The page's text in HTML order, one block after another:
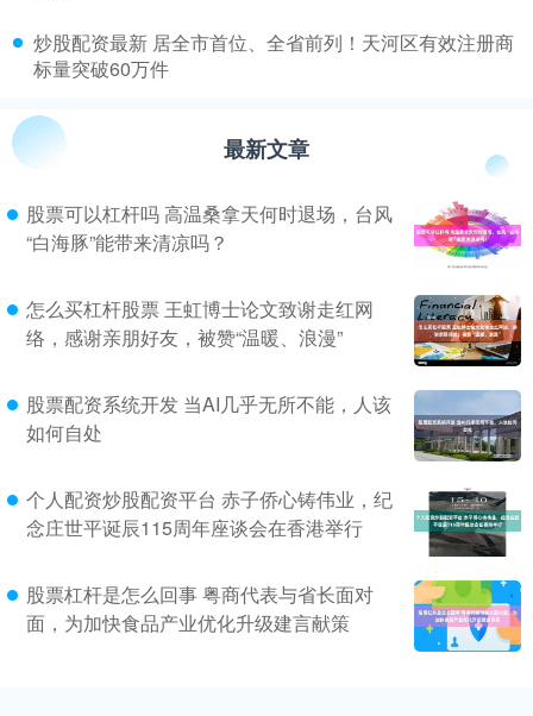
​炒股配资最新 居全市首位、全省前列！天河区有效注册商
标量突破60万件
最新文章
股票可以杠杆吗 高温桑拿天何时退场，台风
“白海豚”能带来清凉吗？
怎么买杠杆股票 王虹博士论文致谢走红网
络，感谢亲朋好友，被赞“温暖、浪漫”
股票配资系统开发 当AI几乎无所不能，人该
如何自处
个人配资炒股配资平台 赤子侨心铸伟业，纪
念庄世平诞辰115周年座谈会在香港举行
股票杠杆是怎么回事 粤商代表与省长面对
面，为加快食品产业优化升级建言献策